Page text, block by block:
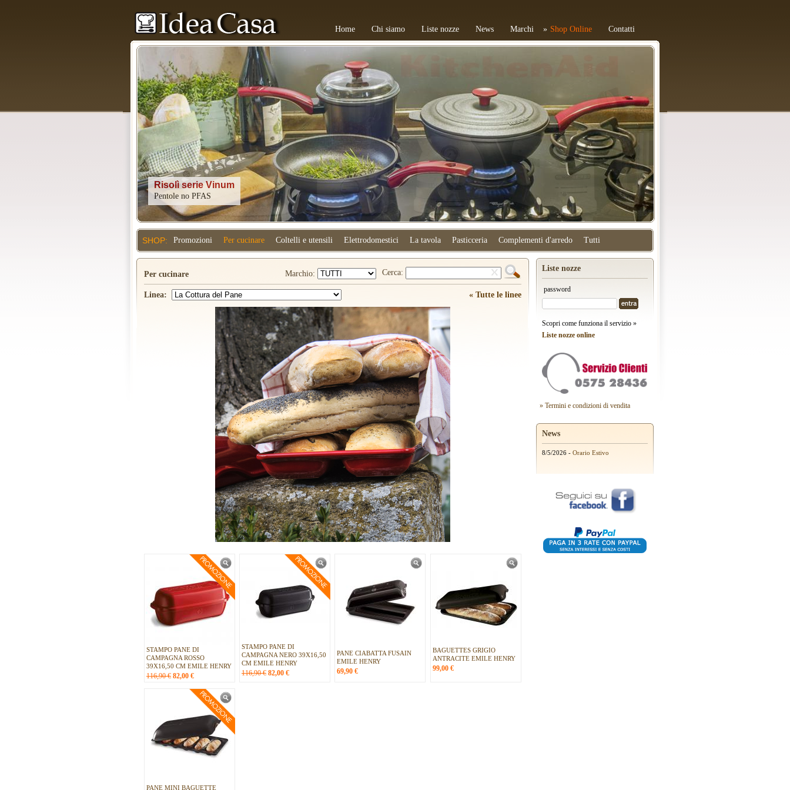
Home Chi siamo Liste nozze News Marchi Shop Online Contatti
Kitchenaid
SHOP: Promozioni Per cucinare Coltelli e utensili Elettrodomestici La tavola Pasticceria Complementi d'arredo Tutti
Per cucinare Marchio: Cerca:
Linea: « Tutte le linee
STAMPO PANE DI
CAMPAGNA ROSSO
39X16,50 CM EMILE HENRY
116,90 € 82,00 €
STAMPO PANE DI
CAMPAGNA NERO 39X16,50
CM EMILE HENRY
116,90 € 82,00 €
PANE CIABATTA FUSAIN
EMILE HENRY
69,90 €
BAGUETTES GRIGIO
ANTRACITE EMILE HENRY
99,00 €
PANE MINI BAGUETTE
Liste nozze
password
Scopri come funziona il servizio »
Liste nozze online
» Termini e condizioni di vendita
News
8/5/2026 - Orario Estivo